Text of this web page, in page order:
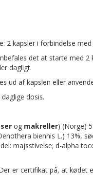
2 kapsler i forbindelse
det at starte med 2
dagligt.
ud af kapslen eller
dosis.
og makreller) (Norge)
biennis L.) 13%,
majsstivelse; d-alpha
er certifikat på, at kødet